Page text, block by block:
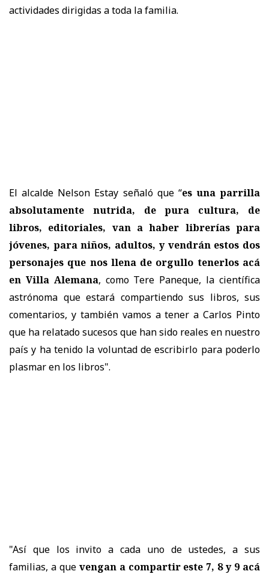
actividades dirigidas a toda la familia.
El alcalde Nelson Estay señaló que “es una parrilla
absolutamente nutrida, de pura cultura, de
libros, editoriales, van a haber librerías para
jóvenes, para niños, adultos, y vendrán estos dos
personajes que nos llena de orgullo tenerlos acá
en Villa Alemana, como Tere Paneque, la científica
astrónoma que estará compartiendo sus libros, sus
comentarios, y también vamos a tener a Carlos Pinto
que ha relatado sucesos que han sido reales en nuestro
país y ha tenido la voluntad de escribirlo para poderlo
plasmar en los libros".
"Así que los invito a cada uno de ustedes, a sus
familias, a que vengan a compartir este 7, 8 y 9 acá